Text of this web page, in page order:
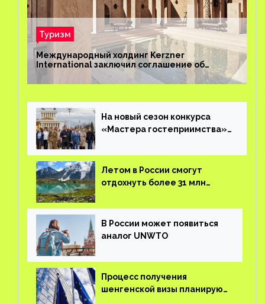
Туризм
Международный холдинг Kerzner
International заключил соглашение об
управлении курортом Bab Al Shams Desert
Resort в Дубае
На новый сезон конкурса
«Мастера гостеприимства»
заявок
Летом в России смогут
отдохнуть более 31 млн
В России может появиться
аналог UNWTO
Процесс получения
шенгенской визы планируют